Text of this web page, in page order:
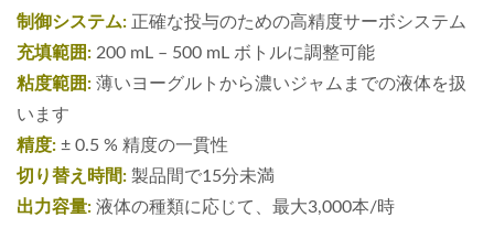
制御システム: 正確な投与のための高精度サーボシステム
充填範囲: 200 mL – 500 mL ボトルに調整可能
粘度範囲: 薄いヨーグルトから濃いジャムまでの液体を扱
います
精度: ± 0.5 % 精度の一貫性
切り替え時間: 製品間で15分未満
出力容量: 液体の種類に応じて、最大3,000本/時